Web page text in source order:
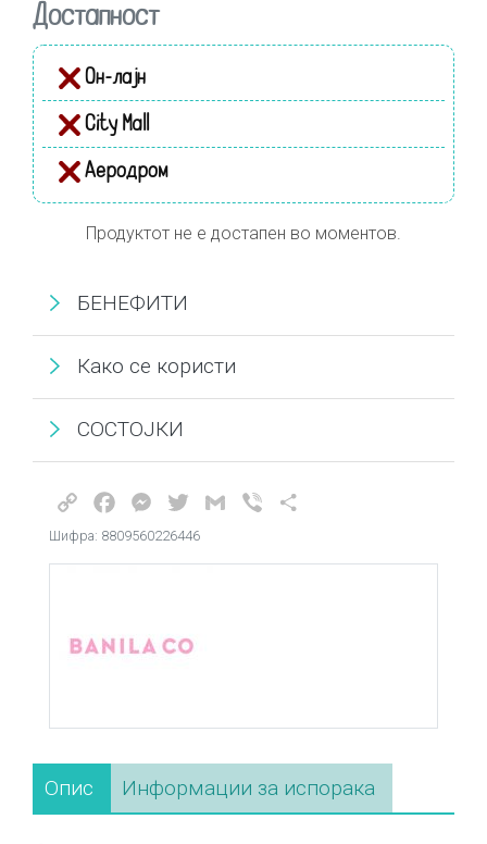
Достапност
Он-лајн
City Mall
Аеродром
Продуктот не е достапен во моментов.
БЕНЕФИТИ
Како се користи
СОСТОЈКИ
Copy
Link
FacebookMessenger
TwitterGmail Viber
Шифра: 8809560226446
Опис Информации за испорака